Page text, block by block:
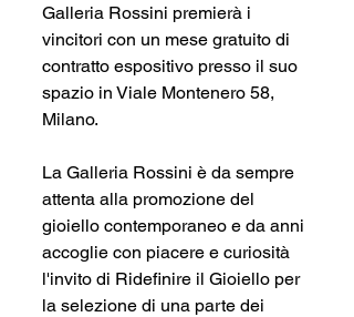
Galleria Rossini premierà i
vincitori con un mese gratuito di
contratto espositivo presso il suo
spazio in Viale Montenero 58,
Milano.
La Galleria Rossini è da sempre
attenta alla promozione del
gioiello contemporaneo e da anni
accoglie con piacere e curiosità
l'invito di Ridefinire il Gioiello per
la selezione di una parte dei